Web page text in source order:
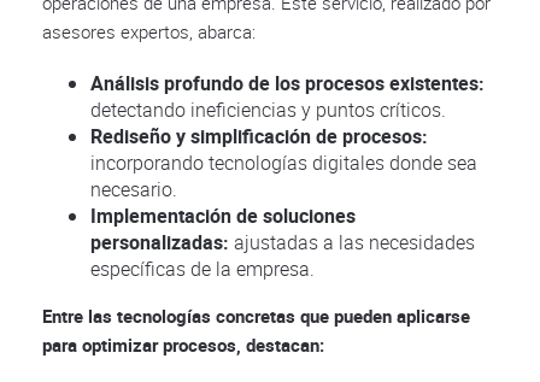
asesores expertos, abarca:
Análisis profundo de los procesos existentes:
detectando ineficiencias y puntos críticos.
Rediseño y simplificación de procesos:
incorporando tecnologías digitales donde sea
necesario.
Implementación de soluciones
personalizadas: ajustadas a las necesidades
específicas de la empresa.
Entre las tecnologías concretas que pueden aplicarse
para optimizar procesos, destacan: